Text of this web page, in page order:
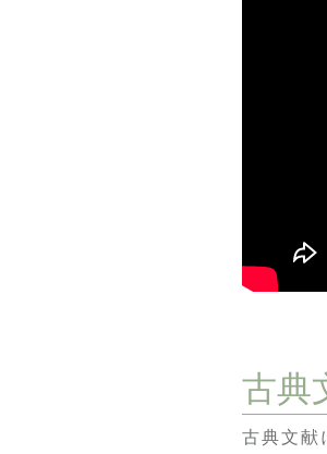
古典
古典文献